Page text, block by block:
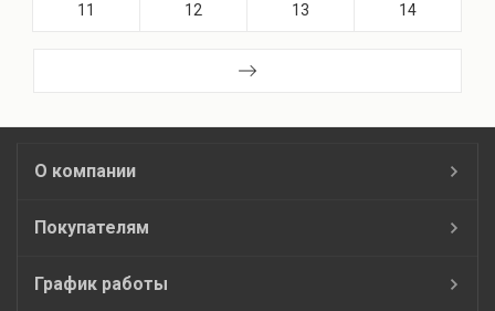
11 12 13 14
О компании
Покупателям
График работы